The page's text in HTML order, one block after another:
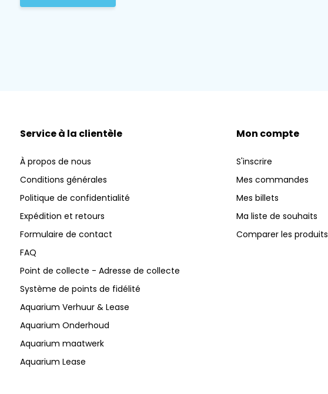
Service à la clientèle
À propos de nous
Conditions générales
Politique de confidentialité
Expédition et retours
Formulaire de contact
FAQ
Point de collecte - Adresse de collecte
Système de points de fidélité
Aquarium Verhuur & Lease
Aquarium Onderhoud
Aquarium maatwerk
Aquarium Lease
Mon compte
S'inscrire
Mes commandes
Mes billets
Ma liste de souhaits
Comparer les produits